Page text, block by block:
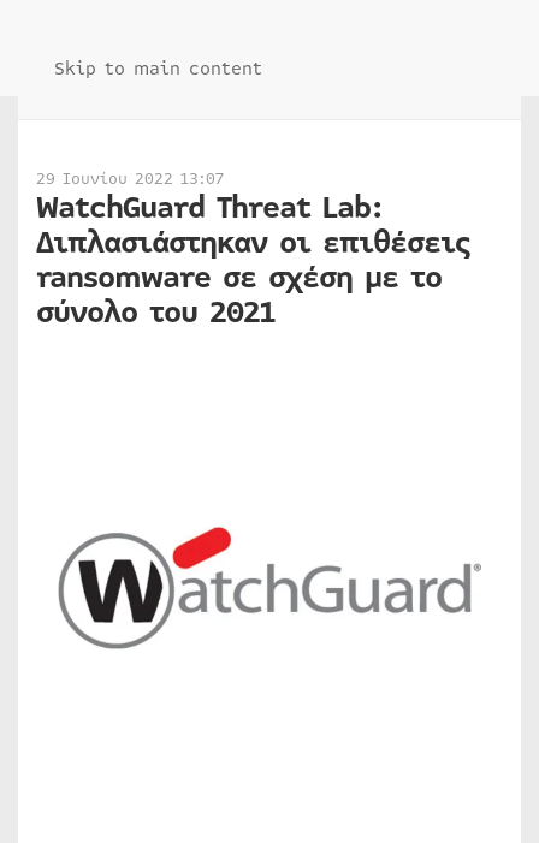
Skip to main content
29 Ιουνίου 2022 13:07
WatchGuard Threat Lab:
Διπλασιάστηκαν οι επιθέσεις
ransomware σε σχέση με το
σύνολο του 2021